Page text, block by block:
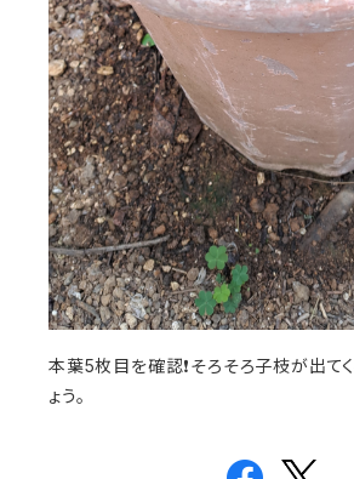
本葉5枚目を確認❗そろそろ子枝が出て
ょう。